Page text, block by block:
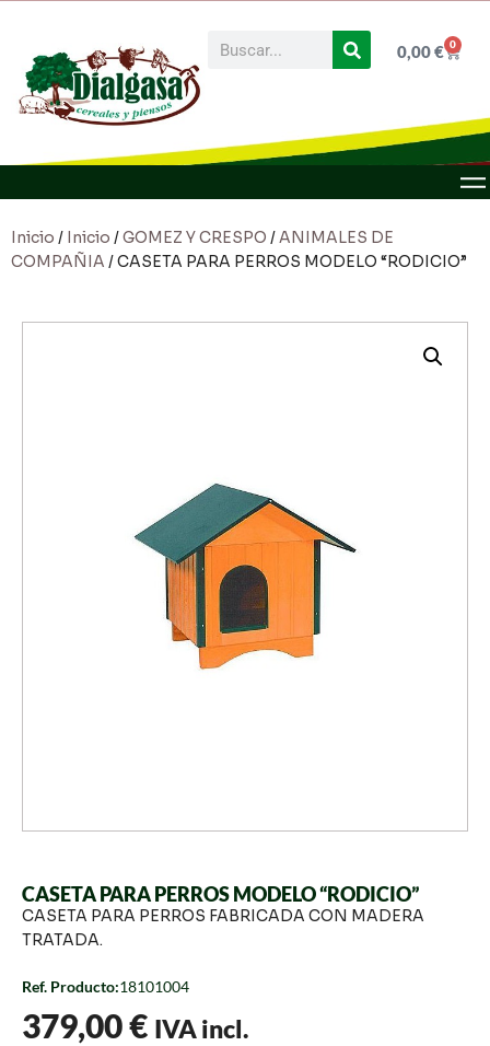
0,00€ 0
Inicio / Inicio /GOMEZ Y CRESPO /ANIMALES DE
COMPAÑIA / CASETA PARA PERROS MODELO “RODICIO”
CASETA PARA PERROS MODELO “RODICIO”
CASETA PARA PERROS FABRICADA CON MADERA
TRATADA.
Ref. Producto:18101004
379,00€ IVA incl.